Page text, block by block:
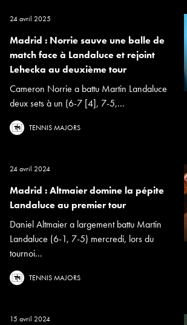
24 avril 2025
Madrid : Norrie sauve une balle de
match face à Landaluce et rejoint
Lehecka au deuxième tour
Cameron Norrie a battu Martin Landaluce
deux sets à un (6-7 [4], 7-5,...
TENNIS MAJORS
24 avril 2024
Madrid : Altmaier domine la pépite
Landaluce au premier tour
Daniel Altmaier a largement battu Martin
Landaluce (6-1, 7-5) mercredi, lors du
tournoi...
TENNIS MAJORS
15 avril 2024